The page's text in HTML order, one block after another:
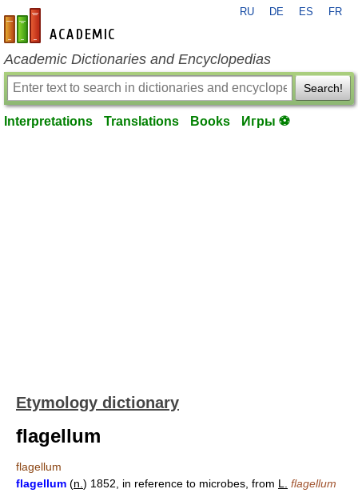
en-academic.com
RU DE ES FR
Academic Dictionaries and Encyclopedias
Search!
Interpretations Translations Books Игры ⚽
Etymology dictionary
flagellum
flagellum
flagellum (n. ) 1852, in reference to microbes, from L.
flagellum